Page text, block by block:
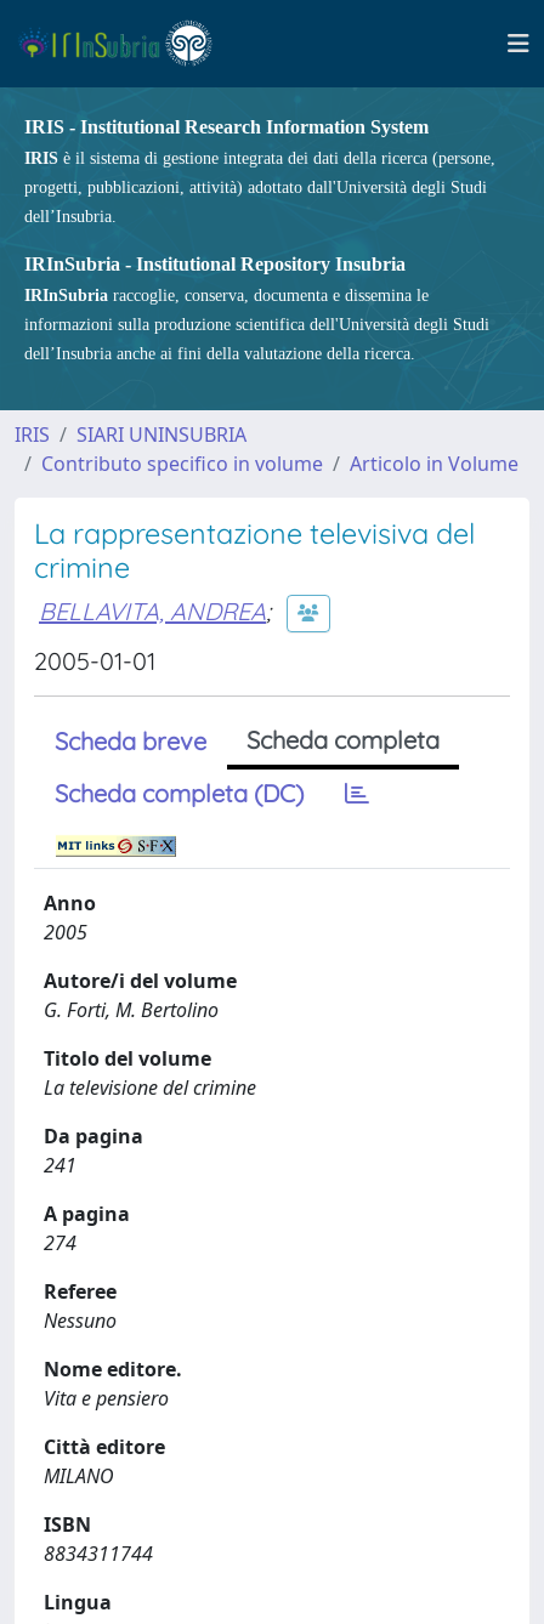
IRIS - Institutional Research Information System
IRIS è il sistema di gestione integrata dei dati della ricerca (persone,
progetti, pubblicazioni, attività) adottato dall'Università degli Studi
dell’Insubria.
IRInSubria - Institutional Repository Insubria
IRInSubria raccoglie, conserva, documenta e dissemina le
informazioni sulla produzione scientifica dell'Università degli Studi
dell’Insubria anche ai fini della valutazione della ricerca.
IRIS
SIARI UNINSUBRIA
Contributo specifico in volume
Articolo in Volume
La rappresentazione televisiva del
crimine
BELLAVITA, ANDREA;
2005-01-01
Scheda breve
Scheda completa
Scheda completa (DC)
Anno
2005
Autore/i del volume
G. Forti, M. Bertolino
Titolo del volume
La televisione del crimine
Da pagina
241
A pagina
274
Referee
Nessuno
Nome editore.
Vita e pensiero
Città editore
MILANO
ISBN
8834311744
Lingua